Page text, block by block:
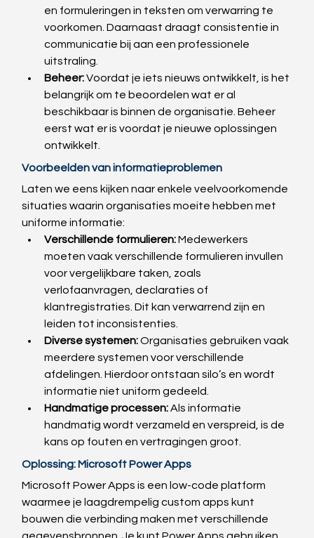
en formuleringen in teksten om verwarring te
voorkomen. Daarnaast draagt consistentie in
communicatie bij aan een professionele
uitstraling.
Beheer: Voordat je iets nieuws ontwikkelt, is het
belangrijk om te beoordelen wat er al
beschikbaar is binnen de organisatie. Beheer
eerst wat er is voordat je nieuwe oplossingen
ontwikkelt.
Voorbeelden van informatieproblemen
Laten we eens kijken naar enkele veelvoorkomende
situaties waarin organisaties moeite hebben met
uniforme informatie:
Verschillende formulieren: Medewerkers
moeten vaak verschillende formulieren invullen
voor vergelijkbare taken, zoals
verlofaanvragen, declaraties of
klantregistraties. Dit kan verwarrend zijn en
leiden tot inconsistenties.
Diverse systemen: Organisaties gebruiken vaak
meerdere systemen voor verschillende
afdelingen. Hierdoor ontstaan silo’s en wordt
informatie niet uniform gedeeld.
Handmatige processen: Als informatie
handmatig wordt verzameld en verspreid, is de
kans op fouten en vertragingen groot.
Oplossing: Microsoft Power Apps
Microsoft Power Apps is een low-code platform
waarmee je laagdrempelig custom apps kunt
bouwen die verbinding maken met verschillende